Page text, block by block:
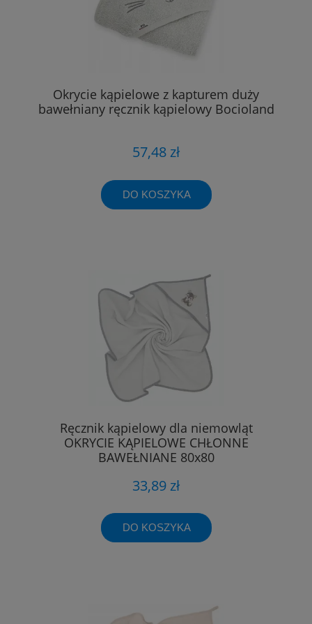
Okrycie kąpielowe z kapturem duży
bawełniany ręcznik kąpielowy Bocioland
57,48 zł
DO KOSZYKA
Ręcznik kąpielowy dla niemowląt
OKRYCIE KĄPIELOWE CHŁONNE
BAWEŁNIANE 80x80
33,89 zł
DO KOSZYKA